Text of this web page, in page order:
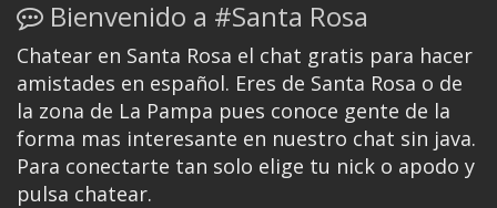
Bienvenido a #Santa Rosa
Chatear en Santa Rosa el chat gratis para hacer
amistades en español. Eres de Santa Rosa o de
la zona de La Pampa pues conoce gente de la
forma mas interesante en nuestro chat sin java.
Para conectarte tan solo elige tu nick o apodo y
pulsa chatear.